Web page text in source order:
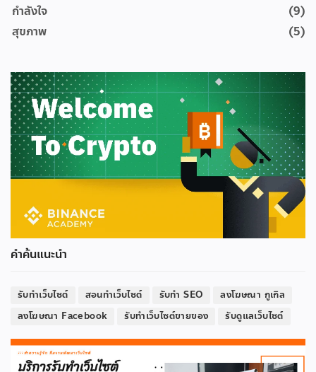
กำลังใจ
(9)
สุขภาพ
(5)
คำค้นแนะนำ
รับทำเว็บไซต์ สอนทำเว็บไซต์ รับทำ SEO
ลงโฆษณา กูเกิล
ลงโฆษณา Facebook
รับทำเว็บไซต์ขายของ รับดูแลเว็บไซต์